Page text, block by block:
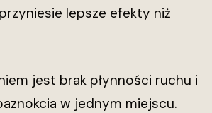
lepsze efekty niż
jest brak płynności ruchu i
w jednym miejscu.